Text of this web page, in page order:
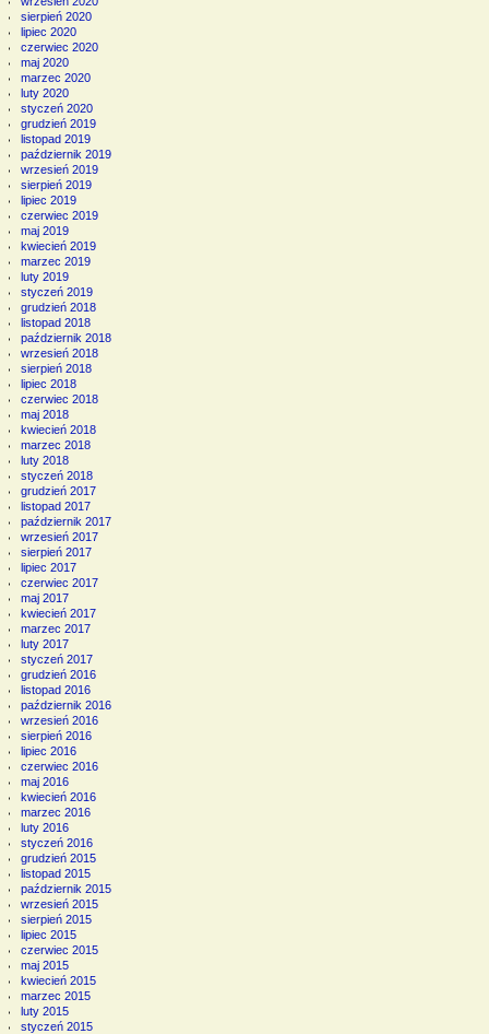
sierpień 2020
lipiec 2020
czerwiec 2020
maj 2020
marzec 2020
luty 2020
styczeń 2020
grudzień 2019
listopad 2019
październik 2019
wrzesień 2019
sierpień 2019
lipiec 2019
czerwiec 2019
maj 2019
kwiecień 2019
marzec 2019
luty 2019
styczeń 2019
grudzień 2018
listopad 2018
październik 2018
wrzesień 2018
sierpień 2018
lipiec 2018
czerwiec 2018
maj 2018
kwiecień 2018
marzec 2018
luty 2018
styczeń 2018
grudzień 2017
listopad 2017
październik 2017
wrzesień 2017
sierpień 2017
lipiec 2017
czerwiec 2017
maj 2017
kwiecień 2017
marzec 2017
luty 2017
styczeń 2017
grudzień 2016
listopad 2016
październik 2016
wrzesień 2016
sierpień 2016
lipiec 2016
czerwiec 2016
maj 2016
kwiecień 2016
marzec 2016
luty 2016
styczeń 2016
grudzień 2015
listopad 2015
październik 2015
wrzesień 2015
sierpień 2015
lipiec 2015
czerwiec 2015
maj 2015
kwiecień 2015
marzec 2015
luty 2015
styczeń 2015